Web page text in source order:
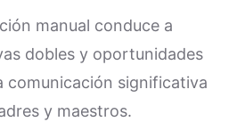
manual conduce a
dobles y oportunidades
comunicación significativa
y maestros.